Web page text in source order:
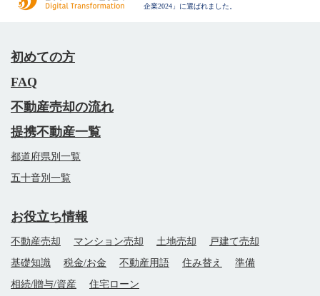
企業2024」に選ばれました。
初めての方
FAQ
不動産売却の流れ
提携不動産一覧
都道府県別一覧
五十音別一覧
お役立ち情報
不動産売却 マンション売却 土地売却
戸建て売却
基礎知識
税金/お金 不動産用語 住み替え
準備
相続/贈与/資産
住宅ローン